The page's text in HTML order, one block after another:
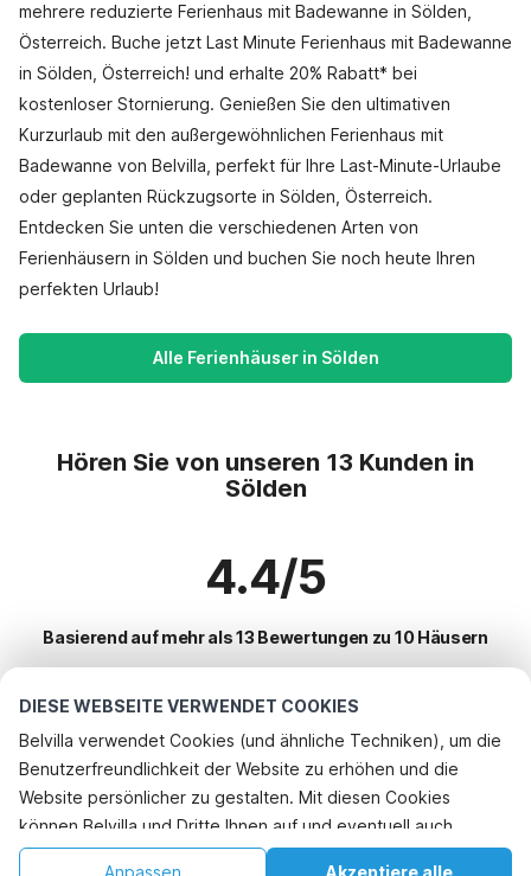
DIESE WEBSEITE VERWENDET COOKIES
Belvilla verwendet Cookies (und ähnliche Techniken), um die
Benutzerfreundlichkeit der Website zu erhöhen und die
Website persönlicher zu gestalten. Mit diesen Cookies
können Belvilla und Dritte Ihnen auf und eventuell auch
außerhalb unserer Website folgen, um Werbung Ihren
Akzeptiere alle
Anpassen
mehrere reduzierte Ferienhaus mit Badewanne in Sölden,
Österreich. Buche jetzt Last Minute Ferienhaus mit Badewanne
in Sölden, Österreich! und erhalte 20% Rabatt* bei
kostenloser Stornierung. Genießen Sie den ultimativen
Kurzurlaub mit den außergewöhnlichen Ferienhaus mit
Badewanne von Belvilla, perfekt für Ihre Last-Minute-Urlaube
oder geplanten Rückzugsorte in Sölden, Österreich.
Entdecken Sie unten die verschiedenen Arten von
Ferienhäusern in Sölden und buchen Sie noch heute Ihren
perfekten Urlaub!
Alle Ferienhäuser in Sölden
Hören Sie von unseren 13 Kunden in
Sölden
4.4/5
Basierend auf mehr als 13 Bewertungen zu 10 Häusern
Beliebteste Reiseziele für Urlaub
Beliebte Ausstattungen für Urlaub in Sölden
Ferienhaus im Skigebiet
Ferienwohnungen
Top-Regionen mit Top-Annehmlichkeiten für den Urlaub
Ferienhaus im Skigebiet salzburger-land
Rufen Sie an, um zu buchen